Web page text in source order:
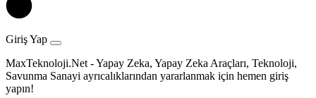
Giriş Yap
MaxTeknoloji.Net - Yapay Zeka, Yapay Zeka Araçları, Teknoloji,
Savunma Sanayi ayrıcalıklarından yararlanmak için hemen giriş
yapın!